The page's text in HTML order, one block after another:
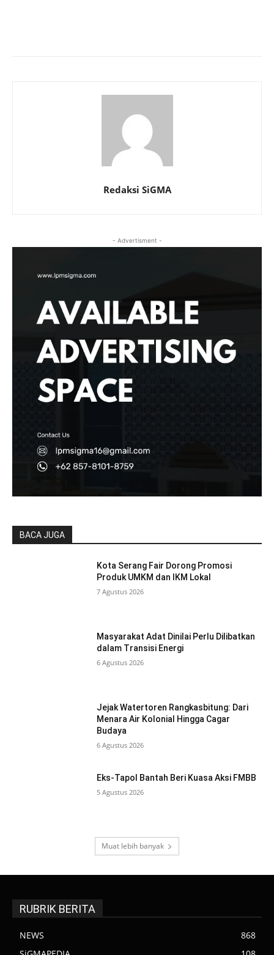
Redaksi SiGMA
- Advertisment -
BACA JUGA
Kota Serang Fair Dorong Promosi
Produk UMKM dan IKM Lokal
7 Agustus 2026
Masyarakat Adat Dinilai Perlu Dilibatkan
dalam Transisi Energi
6 Agustus 2026
Jejak Watertoren Rangkasbitung: Dari
Menara Air Kolonial Hingga Cagar
Budaya
6 Agustus 2026
Eks-Tapol Bantah Beri Kuasa Aksi FMBB
5 Agustus 2026
Muat lebih banyak
RUBRIK BERITA
NEWS
868